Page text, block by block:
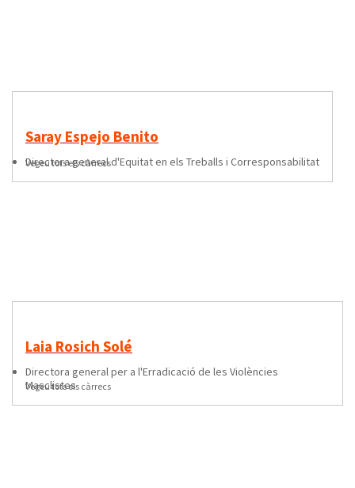
Saray Espejo Benito
directora general d'Equitat en els Treballs i Corresponsabilitat
Vegeu tots els càrrecs
Laia Rosich Solé
directora general per a l'Erradicació de les Violències
Masclistes
Vegeu tots els càrrecs